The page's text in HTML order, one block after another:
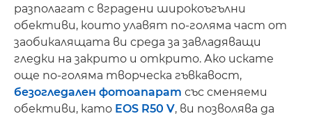
разполагат с вградени широкоъгълни
обективи, които улавят по-голяма част от
заобикалящата ви среда за завладяващи
гледки на закрито и открито. Ако искате
още по-голяма творческа гъвкавост,
безогледален фотоапарат със сменяеми
обективи, като EOS R50 V, ви позволява да